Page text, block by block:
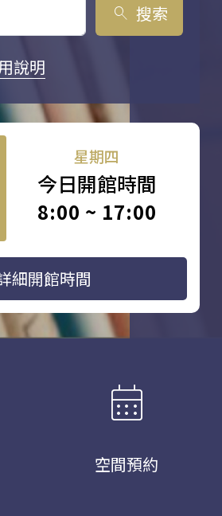
search 搜索
說明
星期四
今日開館時間
8:00 ~ 17:00
細開館時間
calendar_month
空間預約